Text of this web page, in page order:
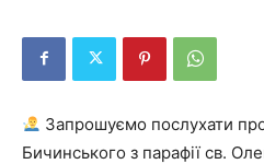
Запрошуємо послухати
Бичинського з парафії св.